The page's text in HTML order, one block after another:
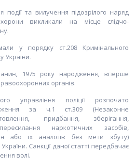
події та вилучення підозрілого наряд
викликали на місце слідчо-
у порядку ст.208 Кримінального
України.
1975 року народження, вперше
органів.
управління поліції розпочато
за ч.1 ст.309 (Незаконне
придбання, зберігання,
наркотичних засобів,
або їх аналогів без мети збуту)
Санкції даної статті передбачає
волі.